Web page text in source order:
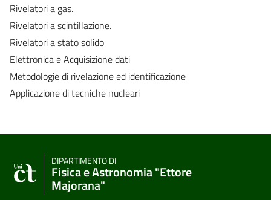
Rivelatori a gas.
Rivelatori a scintillazione.
Rivelatori a stato solido
Elettronica e Acquisizione dati
Metodologie di rivelazione ed identificazione
Applicazione di tecniche nucleari
DIPARTIMENTO DI
Fisica e Astronomia "Ettore
Majorana"